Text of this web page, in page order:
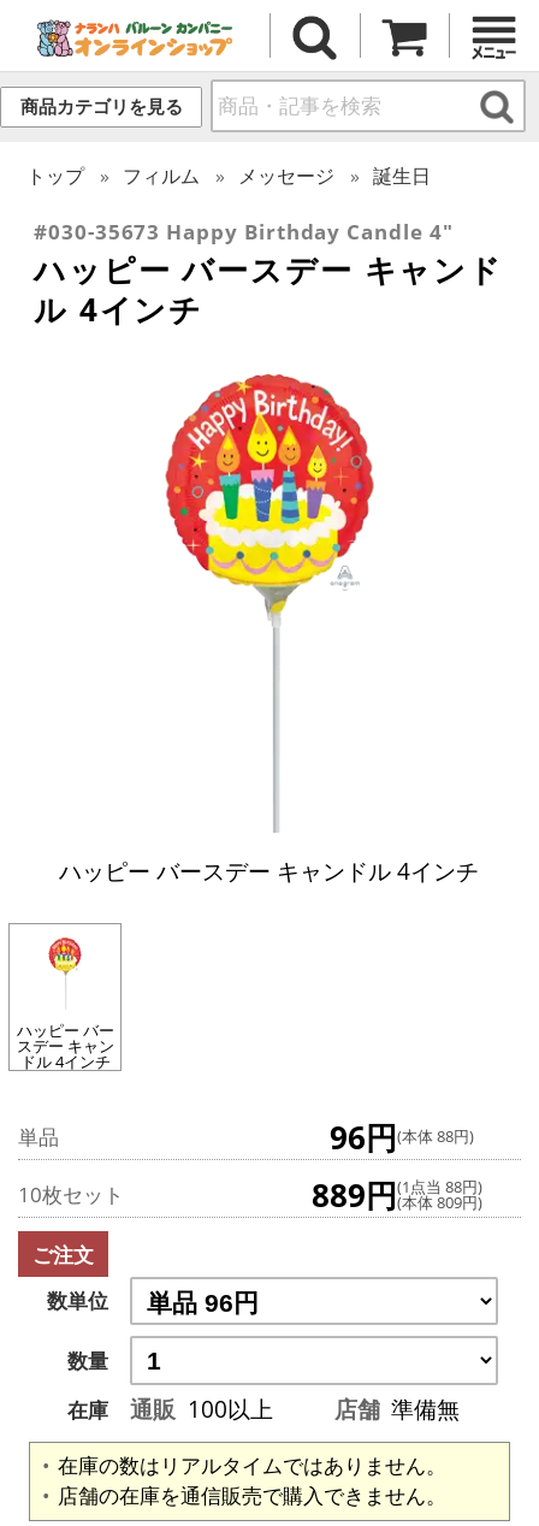
商品カテゴリを見る
トップ フィルム メッセージ 誕生日
#030-35673 Happy Birthday Candle 4"
ハッピー バースデー キャンド
ル 4インチ
ハッピー バースデー キャンドル 4インチ
ハッピー バー
スデー キャン
ドル 4インチ
単品 96円(本体 88円)
10枚セット 889円(1点当 88円)
(本体 809円)
ご注文
数単位
数量
在庫
通販 100以上 店舗 準備無
在庫の数はリアルタイムではありません。
店舗の在庫を通信販売で購入できません。